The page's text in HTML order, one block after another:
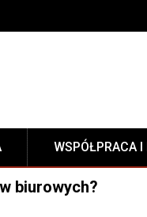
WSPÓŁPRACA
biurowych?